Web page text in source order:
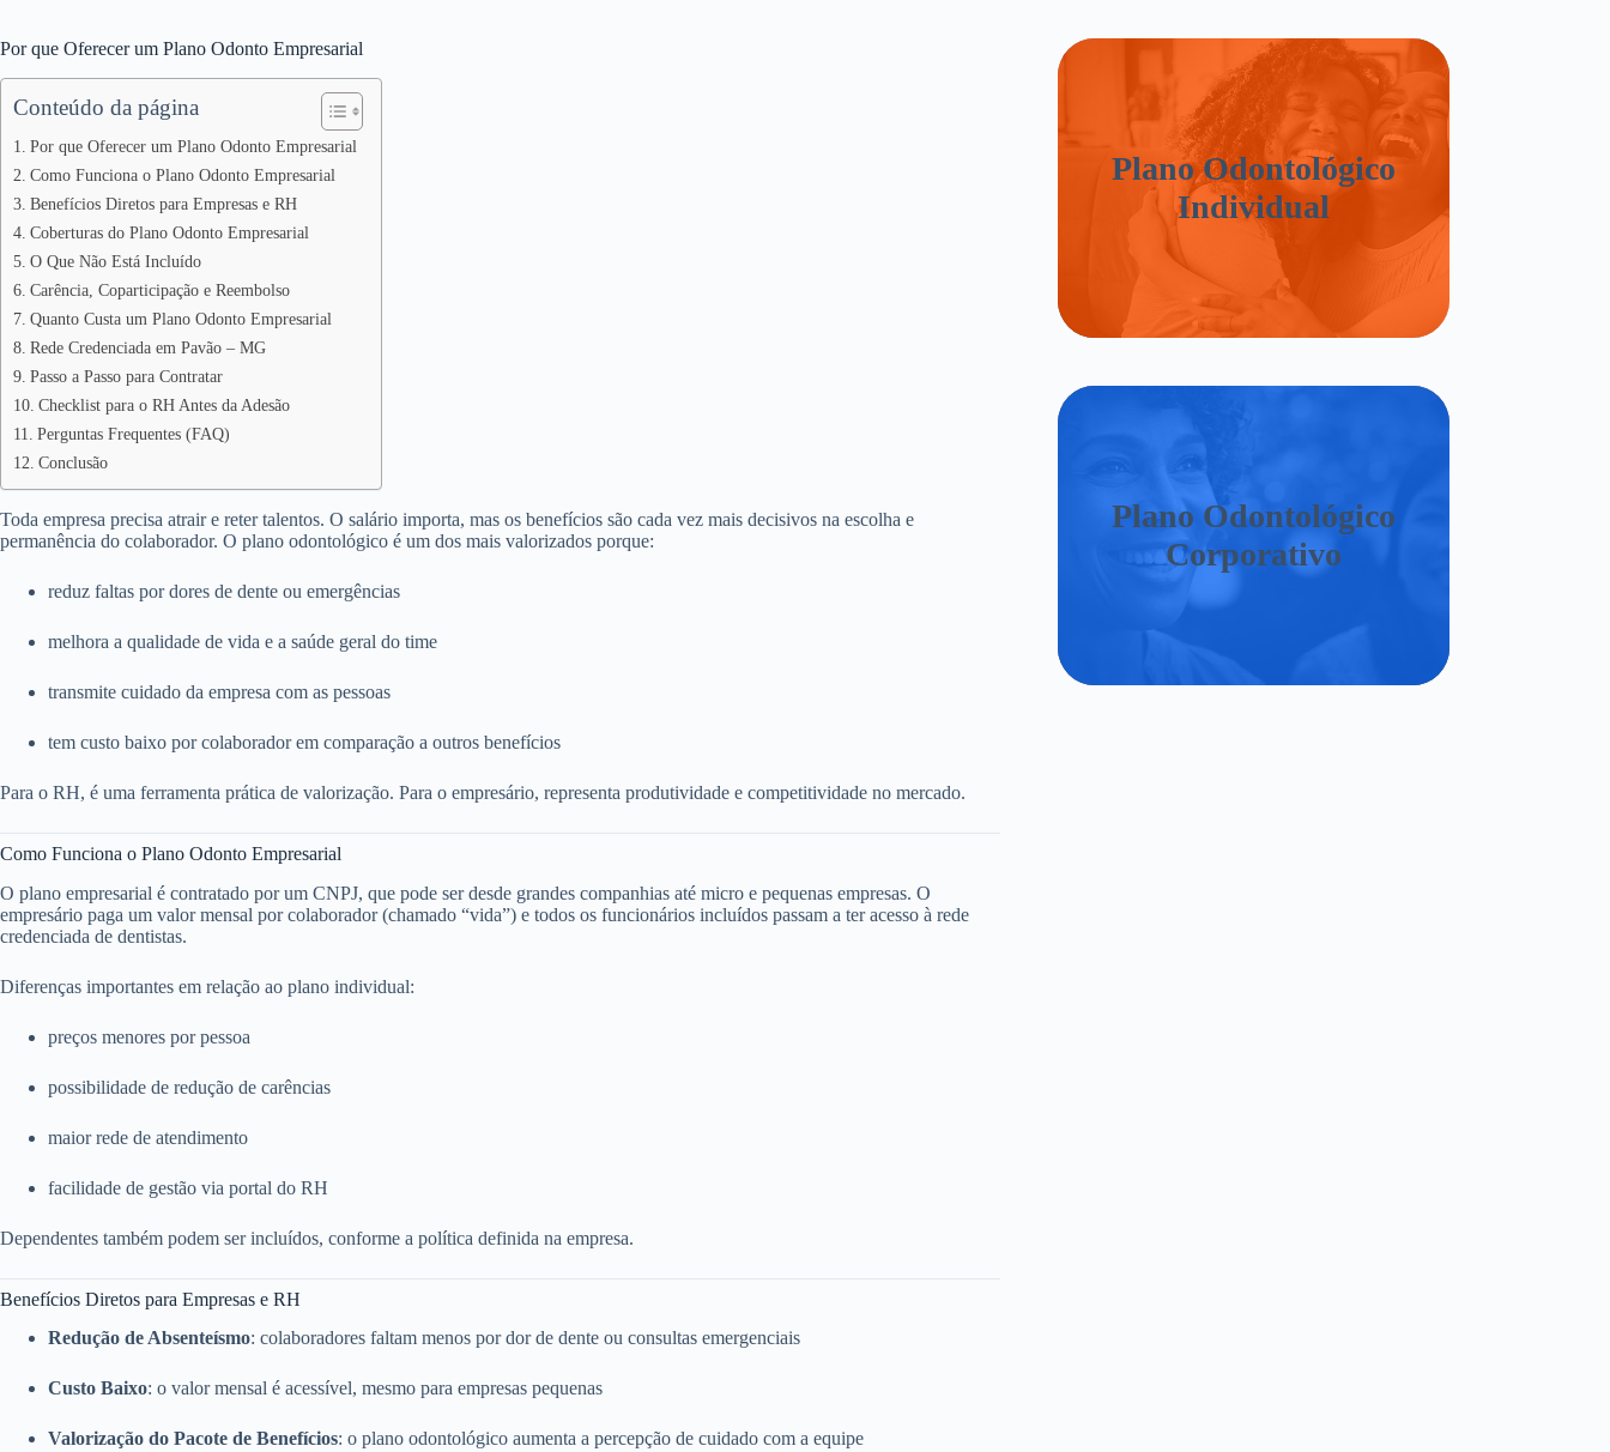
Por que Oferecer um Plano Odonto Empresarial
Conteúdo da página
Por que Oferecer um Plano Odonto Empresarial
Como Funciona o Plano Odonto Empresarial
Benefícios Diretos para Empresas e RH
Coberturas do Plano Odonto Empresarial
O Que Não Está Incluído
Carência, Coparticipação e Reembolso
Quanto Custa um Plano Odonto Empresarial
Rede Credenciada em Pavão – MG
Passo a Passo para Contratar
Checklist para o RH Antes da Adesão
Perguntas Frequentes (FAQ)
Conclusão
Toda empresa precisa atrair e reter talentos. O salário importa, mas os benefícios são cada vez mais decisivos na escolha e
permanência do colaborador. O plano odontológico é um dos mais valorizados porque:
reduz faltas por dores de dente ou emergências
melhora a qualidade de vida e a saúde geral do time
transmite cuidado da empresa com as pessoas
tem custo baixo por colaborador em comparação a outros benefícios
Para o RH, é uma ferramenta prática de valorização. Para o empresário, representa produtividade e competitividade no mercado.
Como Funciona o Plano Odonto Empresarial
O plano empresarial é contratado por um CNPJ, que pode ser desde grandes companhias até micro e pequenas empresas. O
empresário paga um valor mensal por colaborador (chamado “vida”) e todos os funcionários incluídos passam a ter acesso à rede
credenciada de dentistas.
Diferenças importantes em relação ao plano individual:
preços menores por pessoa
possibilidade de redução de carências
maior rede de atendimento
facilidade de gestão via portal do RH
Dependentes também podem ser incluídos, conforme a política definida na empresa.
Benefícios Diretos para Empresas e RH
Redução de Absenteísmo: colaboradores faltam menos por dor de dente ou consultas emergenciais
Custo Baixo: o valor mensal é acessível, mesmo para empresas pequenas
Valorização do Pacote de Benefícios: o plano odontológico aumenta a percepção de cuidado com a equipe
Plano Odontológico
Individual
Plano Odontológico
Corporativo